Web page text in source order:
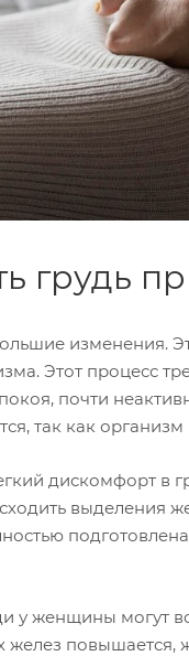
грудь
изменения.
Этот процесс
почти
так как
дискомфорт в
выделения
у женщины могут
желез